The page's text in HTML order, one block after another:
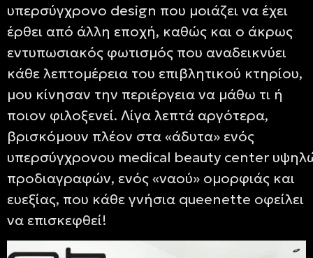
υπερσύγχρονο design που μοιάζει να έχει
έρθει από άλλη εποχή, καθώς και ο άκρως
εντυπωσιακός φωτισμός που αναδεικνύει
κάθε λεπτομέρεια του επιβλητικού κτηρίου,
μου κίνησαν την περιέργεια να μάθω τι ή
ποιον φιλοξενεί. Λίγα λεπτά αργότερα,
βρισκόμουν πλέον στα «άδυτα» ενός
υπερσύγχρονου medical beauty center
προδιαγραφών, ενός «ναού» ομορφιάς και
ευεξίας, που κάθε γνήσια queenette οφείλει
να επισκεφθεί!